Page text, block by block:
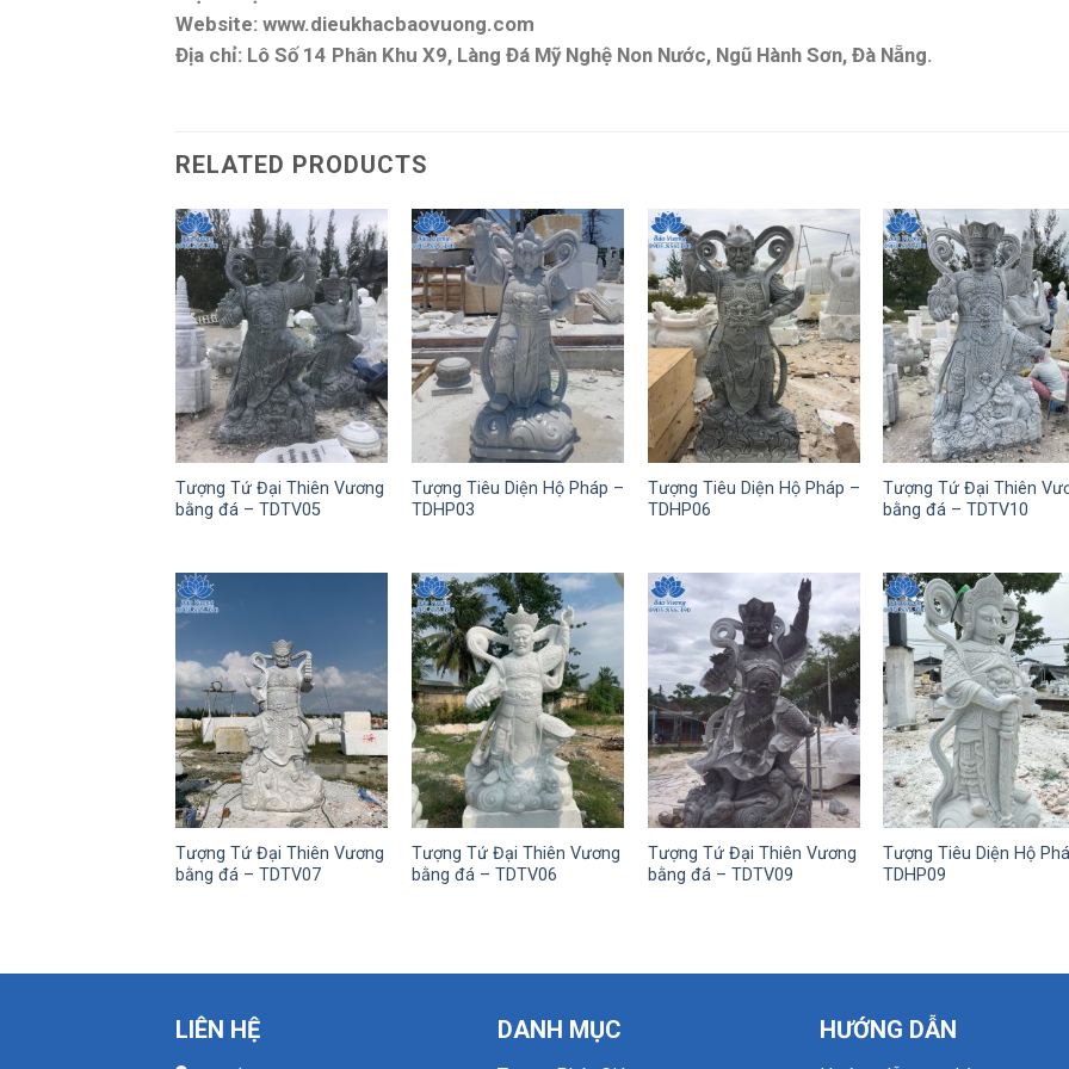
Website: www.dieukhacbaovuong.com
Địa chỉ: Lô Số 14 Phân Khu X9, Làng Đá Mỹ Nghệ Non Nước, Ngũ Hành Sơn, Đà Nẵng.
RELATED PRODUCTS
Tượng Tứ Đại Thiên Vương
bằng đá – TDTV05
Tượng Tiêu Diện Hộ Pháp –
TDHP03
Tượng Tiêu Diện Hộ Pháp –
TDHP06
Tượng Tứ Đại Thiên
bằng đá – TDTV10
Tượng Tứ Đại Thiên Vương
bằng đá – TDTV07
Tượng Tứ Đại Thiên Vương
bằng đá – TDTV06
Tượng Tứ Đại Thiên Vương
bằng đá – TDTV09
Tượng Tiêu Diện Hộ
TDHP09
LIÊN HỆ DANH MỤC HƯỚNG DẪN